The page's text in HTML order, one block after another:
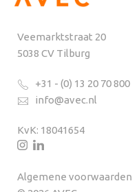
Veemarktstraat 20
5038 CV Tilburg
+31 - (0) 13 20 70 800
info@avec.nl
KvK: 18041654
Algemene voorwaarden